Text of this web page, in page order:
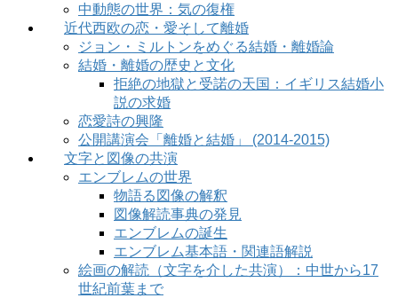
中動態の世界：気の復権
近代西欧の恋・愛そして離婚
ジョン・ミルトンをめぐる結婚・離婚論
結婚・離婚の歴史と文化
拒絶の地獄と受諾の天国：イギリス結婚小
説の求婚
恋愛詩の興隆
公開講演会「離婚と結婚」 (2014-2015)
文字と図像の共演
エンブレムの世界
物語る図像の解釈
図像解読事典の発見
エンブレムの誕生
エンブレム基本語・関連語解説
絵画の解読（文字を介した共演）：中世から17
世紀前葉まで